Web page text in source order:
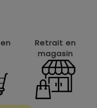
Retrait en
magasin